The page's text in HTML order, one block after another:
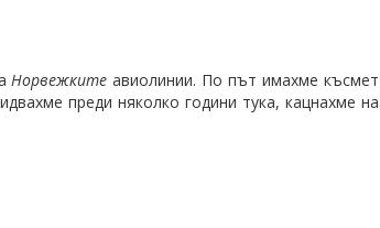
Норвежките авиолинии. По път имахме късмет
преди няколко години тука, кацнахме на